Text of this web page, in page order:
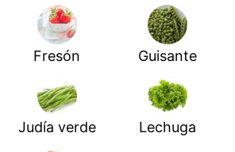
Fresón Guisante
Judía verde Lechuga